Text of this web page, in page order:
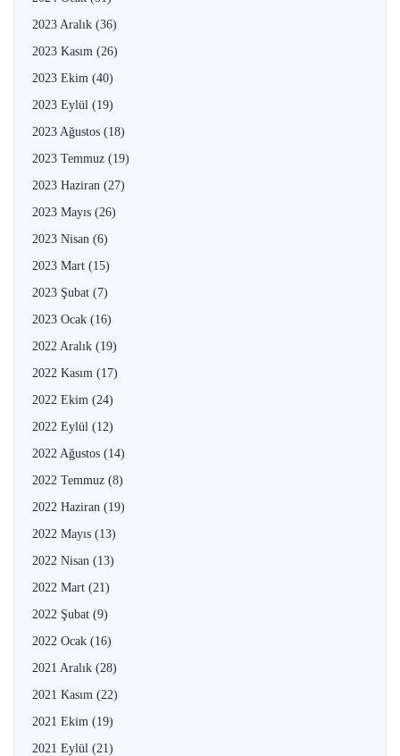
2023 Aralık (36)
2023 Kasım (26)
2023 Ekim (40)
2023 Eylül (19)
2023 Ağustos (18)
2023 Temmuz (19)
2023 Haziran (27)
2023 Mayıs (26)
2023 Nisan (6)
2023 Mart (15)
2023 Şubat (7)
2023 Ocak (16)
2022 Aralık (19)
2022 Kasım (17)
2022 Ekim (24)
2022 Eylül (12)
2022 Ağustos (14)
2022 Temmuz (8)
2022 Haziran (19)
2022 Mayıs (13)
2022 Nisan (13)
2022 Mart (21)
2022 Şubat (9)
2022 Ocak (16)
2021 Aralık (28)
2021 Kasım (22)
2021 Ekim (19)
2021 Eylül (21)